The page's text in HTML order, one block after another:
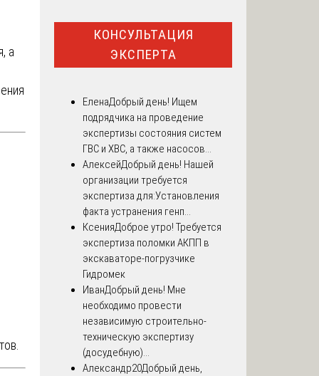
а
КОНСУЛЬТАЦИЯ
ЭКСПЕРТА
ЕленаДобрый день! Ищем
подрядчика на проведение
экспертизы состояния систем
ГВС и ХВС, а также насосов...
АлексейДобрый день! Нашей
организации требуется
экспертиза для:Установления
факта устранения генп...
КсенияДоброе утро! Требуется
экспертиза поломки АКПП в
экскаваторе-погрузчике
Гидромек
ИванДобрый день! Мне
необходимо провести
независимую строительно-
техническую экспертизу
(досудебную)...
Александр20Добрый день,